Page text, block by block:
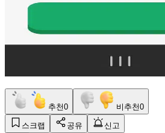
추천0 비추천0
스크랩 공유
신고